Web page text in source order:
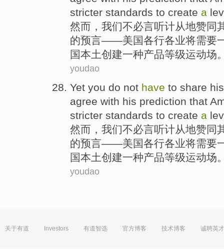
stricter standards to create a
然而， 我们不必言听计从地赞同
的预言——美国各行各业将需要
国本土创建一种产品等级运动场
youdao
Yet you do not have to share his
agree with his prediction that
stricter standards to create a
然而， 我们不必言听计从地赞同
的预言——美国各行各业将需要
国本土创建一种产品等级运动场
youdao
关于有道 Investors 有道智选 官方博客 技术博客 诚聘英才